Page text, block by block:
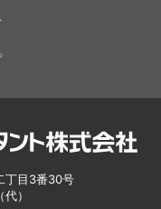
丁目3番30号
（代）